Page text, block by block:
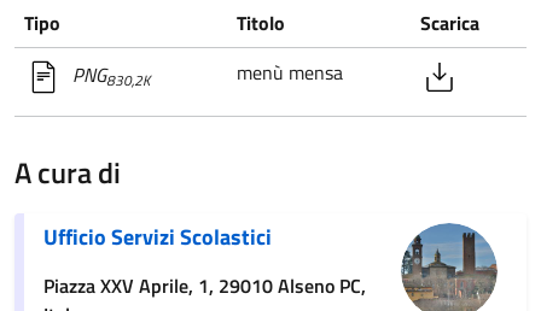
Tipo Titolo
Scarica
PNG830,2K menù mensa
A cura di
Ufficio Servizi Scolastici
Piazza XXV Aprile, 1, 29010 Alseno PC,